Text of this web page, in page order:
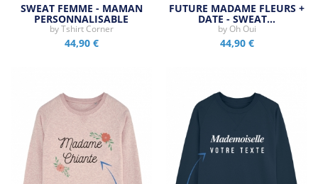
SWEAT FEMME - MAMAN
PERSONNALISABLE
byTshirt Corner
44,90 €
FUTURE MADAME FLEURS +
DATE - SWEAT…
by Oh Oui
44,90 €